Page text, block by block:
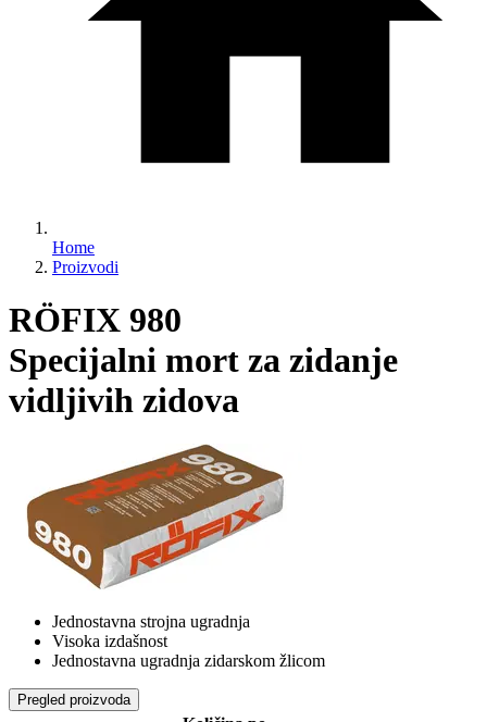
Home
Proizvodi
RÖFIX 980
Specijalni mort za zidanje
vidljivih zidova
Jednostavna strojna ugradnja
Visoka izdašnost
Jednostavna ugradnja zidarskom žlicom
Pregled proizvoda